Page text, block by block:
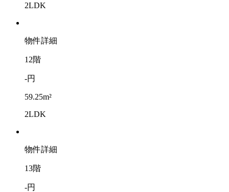
2LDK
物件詳細
12階
-円
59.25m²
2LDK
物件詳細
13階
-円